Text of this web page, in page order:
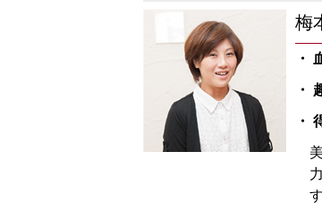
梅
・
・
・